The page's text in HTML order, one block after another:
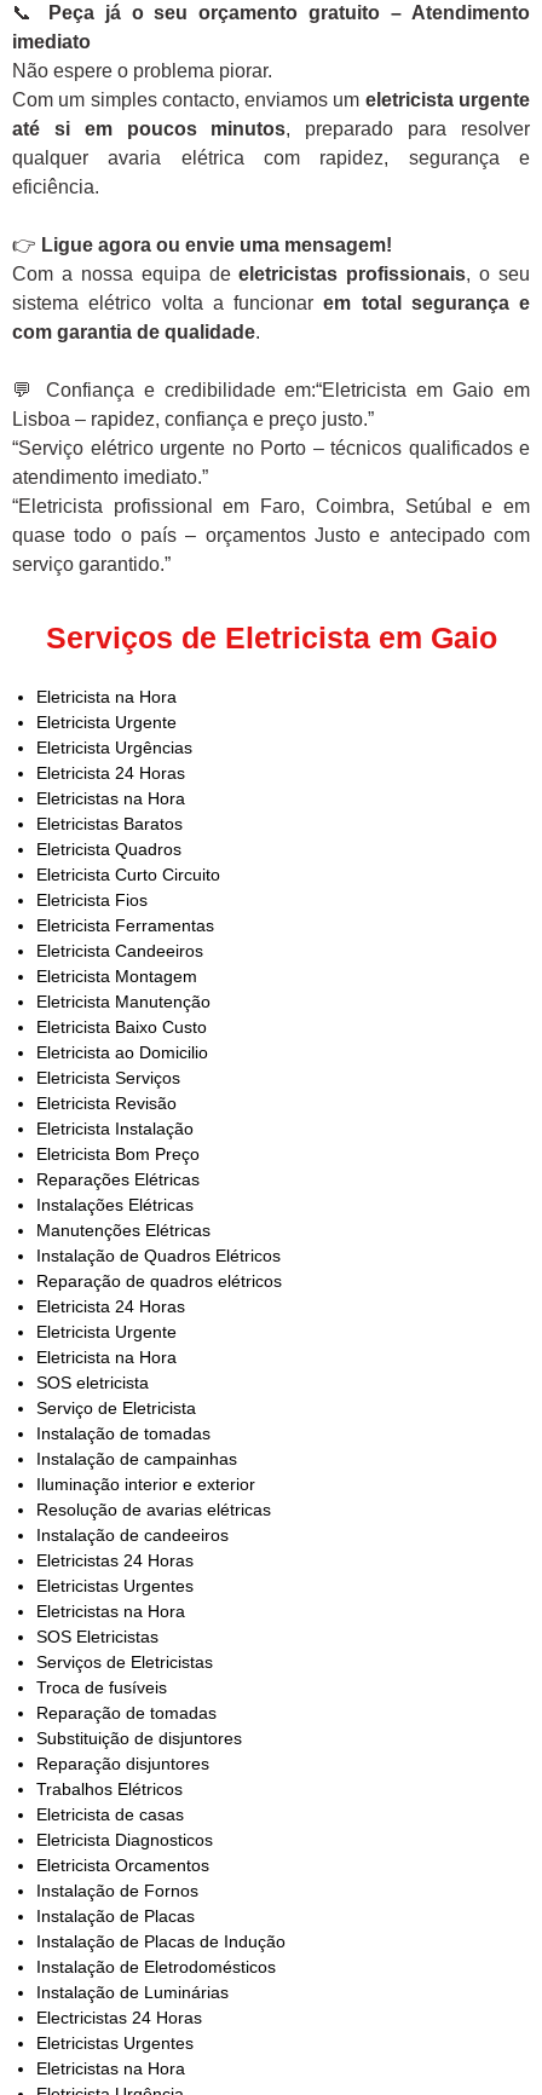
📞
Peça já o seu orçamento gratuito – Atendimento
imediato
Não espere o problema piorar.
Com um simples contacto, enviamos um eletricista urgente
até si em poucos minutos, preparado para resolver
qualquer avaria elétrica com rapidez, segurança e
eficiência.
👉 Ligue agora ou envie uma mensagem!
Com a nossa equipa deeletricistas profissionais, o seu
sistema elétrico volta a funcionarem total segurança e
com garantia de qualidade.
💬 Confiança e credibilidade em:“Eletricista em Gaio em
Lisboa – rapidez, confiança e preço justo.”
“Serviço elétrico urgente no Porto – técnicos qualificados e
atendimento imediato.”
“Eletricista profissional em Faro, Coimbra, Setúbal e em
quase todo o país – orçamentos Justo e antecipado com
serviço garantido.”
Serviços de Eletricista em Gaio
Eletricista na Hora
Eletricista Urgente
Eletricista Urgências
Eletricista 24 Horas
Eletricistas na Hora
Eletricistas Baratos
Eletricista Quadros
Eletricista Curto Circuito
Eletricista Fios
Eletricista Ferramentas
Eletricista Candeeiros
Eletricista Montagem
Eletricista Manutenção
Eletricista Baixo Custo
Eletricista ao Domicilio
Eletricista Serviços
Eletricista Revisão
Eletricista Instalação
Eletricista Bom Preço
Reparações Elétricas
Instalações Elétricas
Manutenções Elétricas
Instalação de Quadros Elétricos
Reparação de quadros elétricos
Eletricista 24 Horas
Eletricista Urgente
Eletricista na Hora
SOS eletricista
Serviço de Eletricista
Instalação de tomadas
Instalação de campainhas
Iluminação interior e exterior
Resolução de avarias elétricas
Instalação de candeeiros
Eletricistas 24 Horas
Eletricistas Urgentes
Eletricistas na Hora
SOS Eletricistas
Serviços de Eletricistas
Troca de fusíveis
Reparação de tomadas
Substituição de disjuntores
Reparação disjuntores
Trabalhos Elétricos
Eletricista de casas
Eletricista Diagnosticos
Eletricista Orcamentos
Instalação de Fornos
Instalação de Placas
Instalação de Placas de Indução
Instalação de Eletrodomésticos
Instalação de Luminárias
Electricistas 24 Horas
Eletricistas Urgentes
Eletricistas na Hora